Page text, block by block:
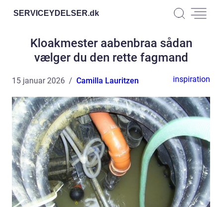
SERVICEYDELSER.dk
Kloakmester aabenbraa sådan
vælger du den rette fagmand
15 januar 2026 Camilla Lauritzen inspiration